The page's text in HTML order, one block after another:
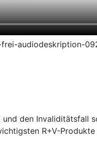
audiodeskription-
den Invaliditätsfall
R+V-